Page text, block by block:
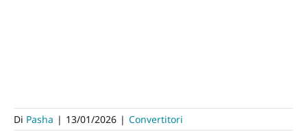
Di Pasha | 13/01/2026 | Convertitori